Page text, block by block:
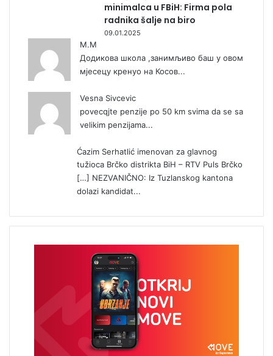
minimalca u FBiH: Firma pola
radnika šalje na biro
09.01.2025
М.М
Додикова школа ,занимљиво баш у овом
мјесецу кренуо на Косов...
Vesna Sivcevic
povecqjte penzije po 50 km svima da se sa
velikim penzijama...
Ćazim Serhatlić imenovan za glavnog
tužioca Brčko distrikta BiH – RTV Puls Brčko
[…] NEZVANIČNO: Iz Tuzlanskog kantona
dolazi kandidat...